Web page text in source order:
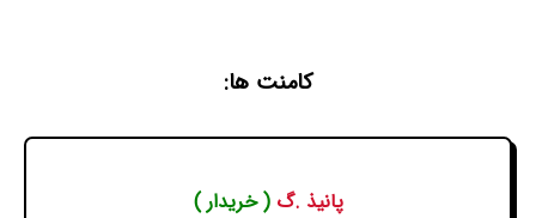
کامنت ها:
پانیذ .گ( خریدار )